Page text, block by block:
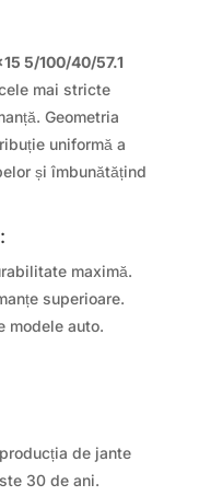
5/100/40/57.1
mai stricte
Geometria
uniformă a
și îmbunătățind
maximă.
superioare.
modele auto.
de jante
30 de ani.